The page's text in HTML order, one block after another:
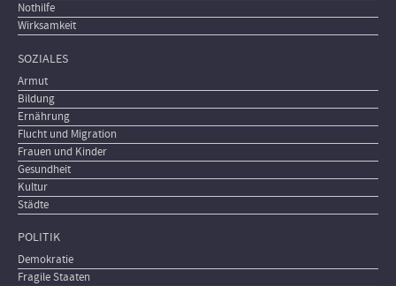
Nothilfe
Wirksamkeit
SOZIALES
Armut
Bildung
Ernährung
Flucht und Migration
Frauen und Kinder
Gesundheit
Kultur
Städte
POLITIK
Demokratie
Fragile Staaten